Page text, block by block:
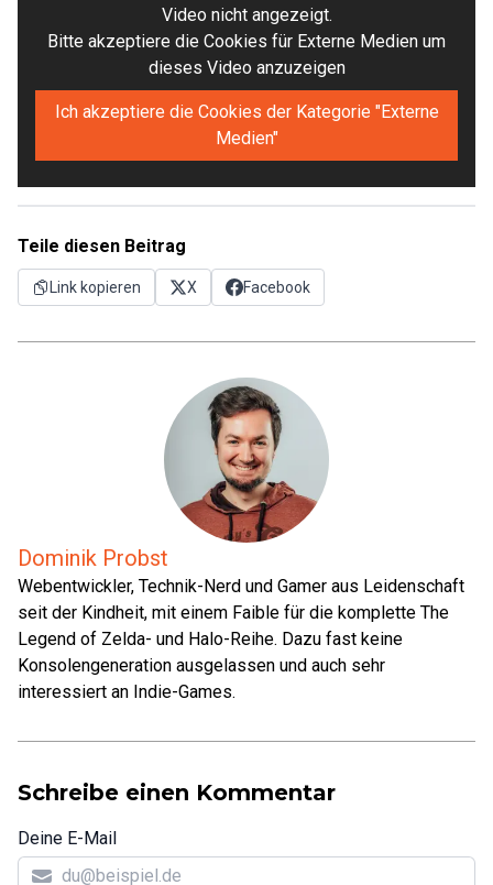
Video nicht angezeigt.
Bitte akzeptiere die Cookies für Externe Medien um
dieses Video anzuzeigen
Ich akzeptiere die Cookies der Kategorie "Externe
Medien"
Teile diesen Beitrag
Link kopieren X Facebook
Dominik Probst
Webentwickler, Technik-Nerd und Gamer aus Leidenschaft
seit der Kindheit, mit einem Faible für die komplette The
Legend of Zelda- und Halo-Reihe. Dazu fast keine
Konsolengeneration ausgelassen und auch sehr
interessiert an Indie-Games.
Schreibe einen Kommentar
Deine E-Mail